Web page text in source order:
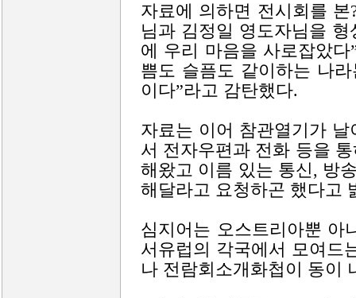
자료에 의하면 전시회를
님과 김정일 영도자님을
에 우리 마음을 사로잡았
쁨도 슬픔도 같이하는 나
이다”라고 감탄했다.
자료는 이어 참관열기가
서 전자우편과 전화 등을
해왔고 이름 있는 통신, 방
해달라고 요청하곤 했다고
심지어는 오스트리아뿐 아
서유럽의 각국에서 모여드
나 전람회소개화첩이 동이